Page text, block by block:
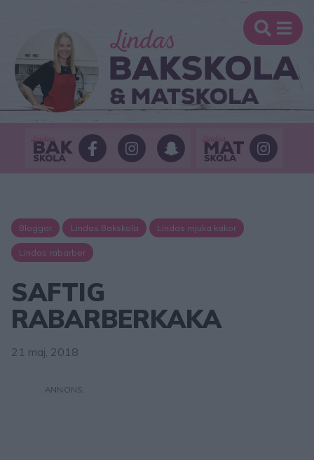
Bloggar Lindas Bakskola Lindas mjuka kakor
Lindas rabarber
SAFTIG
RABARBERKAKA
21 maj, 2018